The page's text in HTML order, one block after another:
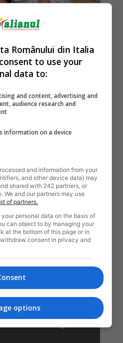
Românului din Italia
to use your
data to:
and content, advertising and
audience research and
information on a device
and information from your
and other device data) may
shared with 242 partners, or
We and our partners may use
of partners.
personal data on the basis of
can object to by managing your
at the bottom of this page or in
consent in privacy and
options